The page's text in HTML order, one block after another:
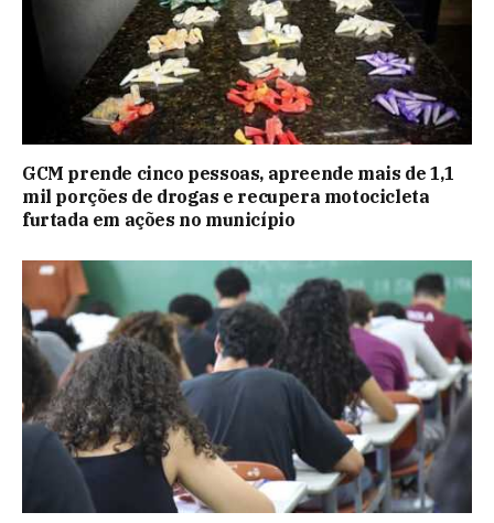
GCM prende cinco pessoas, apreende mais de 1,1
mil porções de drogas e recupera motocicleta
furtada em ações no município